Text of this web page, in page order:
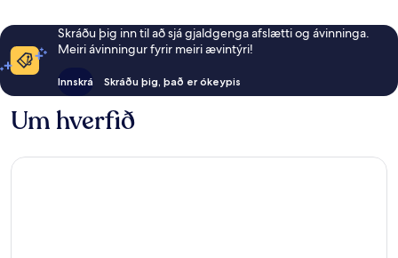
Skráðu þig inn til að sjá gjaldgenga afslætti og ávinninga.
Meiri ávinningur fyrir meiri ævintýri!
Innskrá Skráðu þig, það er ókeypis
Um hverfið